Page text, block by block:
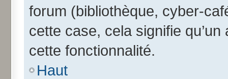
forum (bibliothèque, cyber-
cette case, cela signifie
cette fonctionnalité.
Haut